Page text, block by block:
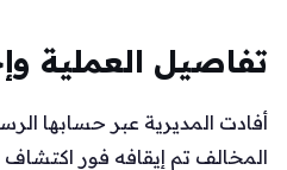
تفاصيل العملية
أفادت المديرية عبر حسابها
المخالف تم إيقافه فور